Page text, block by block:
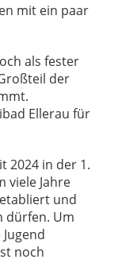
mit ein paar
als fester
der
Ellerau für
2024 in der 1.
viele Jahre
und
dürfen. Um
noch